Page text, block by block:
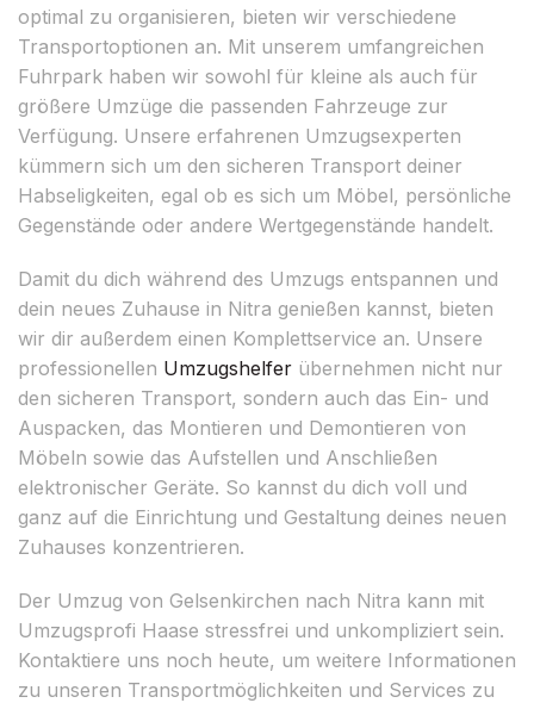
optimal zu organisieren, bieten wir verschiedene
Transportoptionen an. Mit unserem umfangreichen
Fuhrpark haben wir sowohl für kleine als auch für
größere Umzüge die passenden Fahrzeuge zur
Verfügung. Unsere erfahrenen Umzugsexperten
kümmern sich um den sicheren Transport deiner
Habseligkeiten, egal ob es sich um Möbel, persönliche
Gegenstände oder andere Wertgegenstände handelt.
Damit du dich während des Umzugs entspannen und
dein neues Zuhause in Nitra genießen kannst, bieten
wir dir außerdem einen Komplettservice an. Unsere
professionellen Umzugshelfer übernehmen nicht nur
den sicheren Transport, sondern auch das Ein- und
Auspacken, das Montieren und Demontieren von
Möbeln sowie das Aufstellen und Anschließen
elektronischer Geräte. So kannst du dich voll und
ganz auf die Einrichtung und Gestaltung deines neuen
Zuhauses konzentrieren.
Der Umzug von Gelsenkirchen nach Nitra kann mit
Umzugsprofi Haase stressfrei und unkompliziert sein.
Kontaktiere uns noch heute, um weitere Informationen
zu unseren Transportmöglichkeiten und Services zu